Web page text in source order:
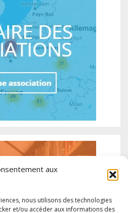
aux
nous utilisons des technologies
et/ou accéder aux informations des